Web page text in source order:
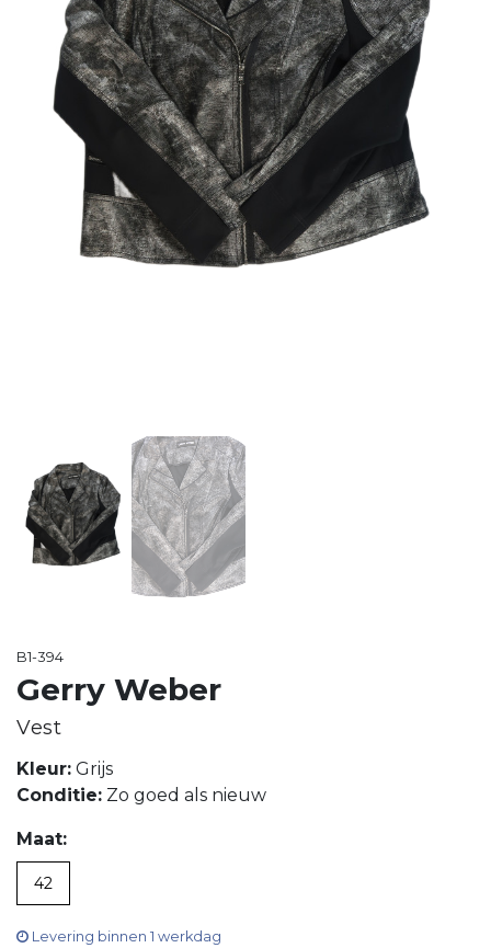
B1-394
Gerry Weber
Vest
Kleur: Grijs
Conditie: Zo goed als nieuw
Maat:
42
Levering binnen 1 werkdag